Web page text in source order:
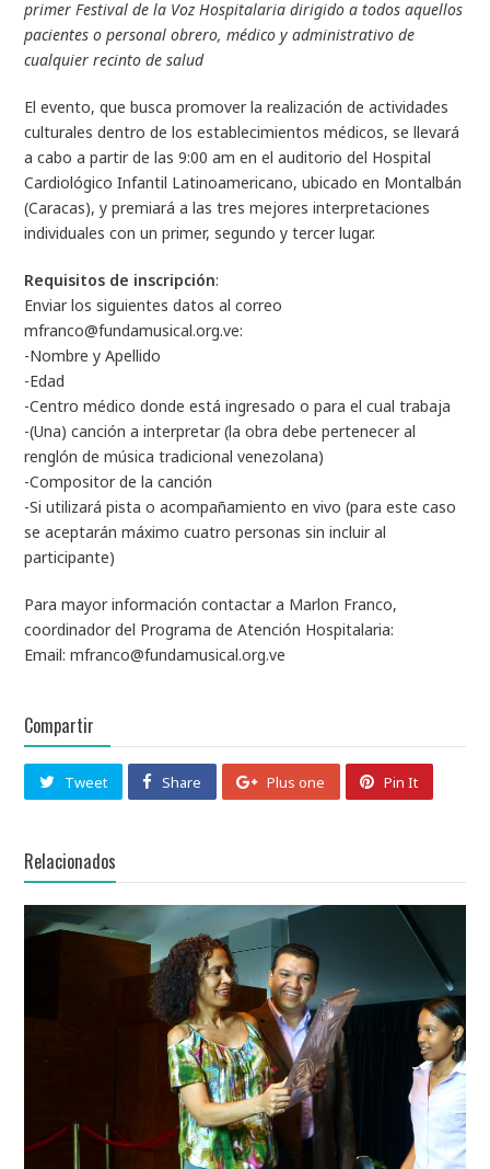
primer Festival de la Voz Hospitalaria dirigido a todos aquellos
pacientes o personal obrero, médico y administrativo de
cualquier recinto de salud
El evento, que busca promover la realización de actividades
culturales dentro de los establecimientos médicos, se llevará
a cabo a partir de las 9:00 am en el auditorio del Hospital
Cardiológico Infantil Latinoamericano, ubicado en Montalbán
(Caracas), y premiará a las tres mejores interpretaciones
individuales con un primer, segundo y tercer lugar.
Requisitos de inscripción:
Enviar los siguientes datos al correo
mfranco@fundamusical.org.ve:
-Nombre y Apellido
-Edad
-Centro médico donde está ingresado o para el cual trabaja
-(Una) canción a interpretar (la obra debe pertenecer al
renglón de música tradicional venezolana)
-Compositor de la canción
-Si utilizará pista o acompañamiento en vivo (para este caso
se aceptarán máximo cuatro personas sin incluir al
participante)
Para mayor información contactar a Marlon Franco,
coordinador del Programa de Atención Hospitalaria:
Email:mfranco@fundamusical.org.ve
Compartir
Tweet Share Plus one Pin It
Relacionados